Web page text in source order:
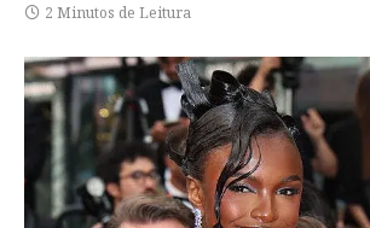
2 Minutos de Leitura